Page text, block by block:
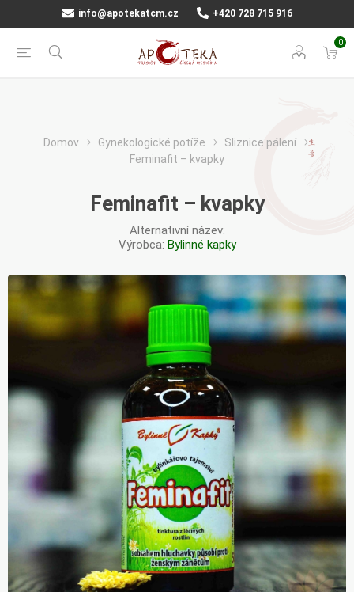
info@apotekatcm.cz +420 728 715 916
0
Domov Gynekologické potíže
Sliznice pálení
Feminafit – kvapky
Feminafit – kvapky
Alternativní název:
Výrobca: Bylinné kapky